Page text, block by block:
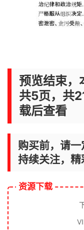
预览结束
共5页，共
载后查看
购买前，请一
持续关注，
资源下载